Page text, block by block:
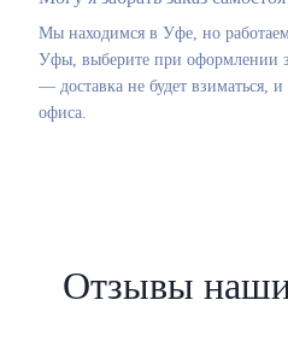
Мы находимся в Уфе, но
Уфы, выберите при оформлении
— доставка не будет взиматься,
офиса.
Отзывы